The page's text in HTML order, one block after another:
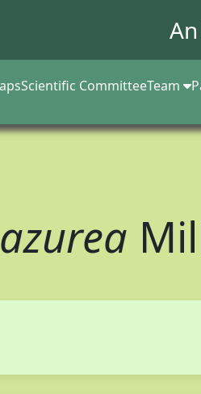
Scientific CommitteeTeam